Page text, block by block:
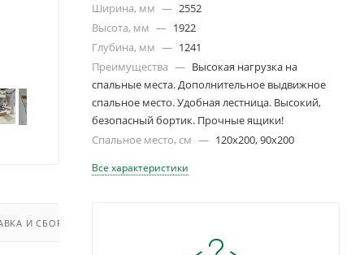
И СБОРКА
Ширина, мм — 2552
Высота, мм — 1922
Глубина, мм — 1241
Преимущества — Высокая нагрузка на
спальные места. Дополнительное выдвижное
спальное место. Удобная лестница. Высокий,
безопасный бортик. Прочные ящики!
Спальное место, см — 120х200, 90х200
Все характеристики